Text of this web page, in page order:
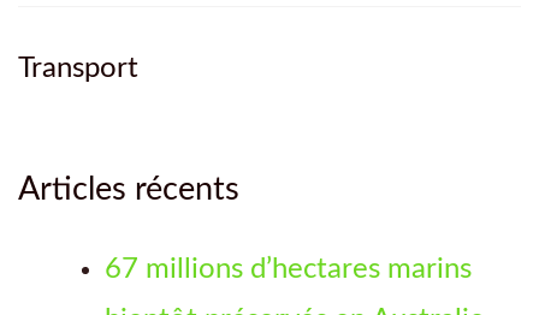
Transport
Articles récents
67 millions d’hectares marins